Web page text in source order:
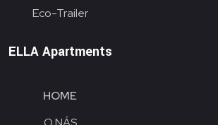
Eco-Trailer
ELLA Apartments
HOME